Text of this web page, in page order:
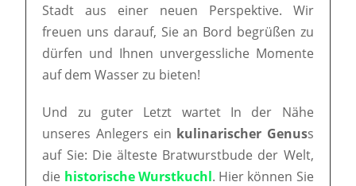
Stadt aus einer neuen Perspektive. Wir
freuen uns darauf, Sie an Bord begrüßen zu
dürfen und Ihnen unvergessliche Momente
auf dem Wasser zu bieten!
Und zu guter Letzt wartet In der Nähe
unseres Anlegers ein kulinarischer Genuss
auf Sie: Die älteste Bratwurstbude der Welt,
die historische Wurstkuchl. Hier können Sie